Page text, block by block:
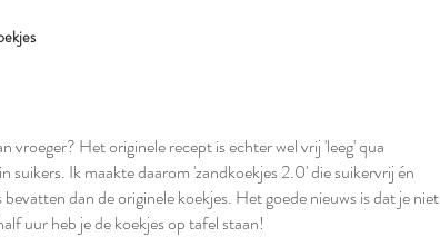
vroeger? Het originele recept is echter wel vrij 'leeg' qua
suikers. Ik maakte daarom 'zandkoekjes 2.0' die suikervrij én
dan de originele koekjes. Het goede nieuws is dat je niet
uur heb je de koekjes op tafel staan!